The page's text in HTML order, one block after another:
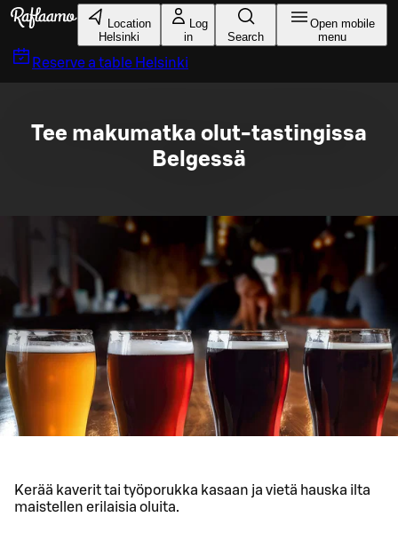
Skip to main content
Location
Helsinki
Log
in
Search
Open mobile
menu
Reserve a table Helsinki
Tee makumatka olut-tastingissa
Belgessä
Kerää kaverit tai työporukka kasaan ja vietä hauska ilta
maistellen erilaisia oluita.